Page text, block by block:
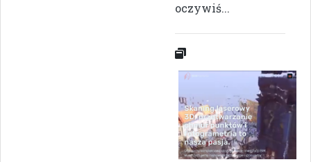
oczywiś...